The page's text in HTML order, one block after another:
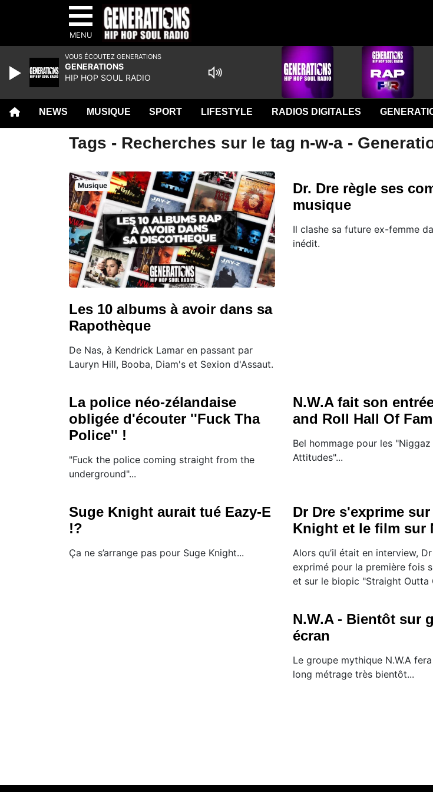
MENU
NEWS MUSIQUE SPORT LIFESTYLE RADIOS DIGITALES
Tags - Recherches sur le tag n-w-a -
Musique
Les 10 albums à avoir dans sa
Rapothèque
De Nas, à Kendrick Lamar en passant par
Lauryn Hill, Booba, Diam's et Sexion d'Assaut.
Dr. Dre règle ses
musique
Il clashe sa future ex-femme
inédit.
La police néo-zélandaise
obligée d'écouter ''Fuck Tha
Police'' !
"Fuck the police coming straight from the
underground"...
N.W.A fait son
and Roll Hall Of
Bel hommage pour les "Niggaz
Attitudes"...
Suge Knight aurait tué Eazy-E
!?
Ça ne s’arrange pas pour Suge Knight...
Dr Dre s'exprime
Knight et le film sur
Alors qu’il était en interview,
exprimé pour la première fois
et sur le biopic "Straight Outta
N.W.A - Bientôt sur
écran
Le groupe mythique N.W.A
long métrage très bientôt...
VOUS ÉCOUTEZ GENERATIONS
GENERATIONS
HIP HOP SOUL RADIO